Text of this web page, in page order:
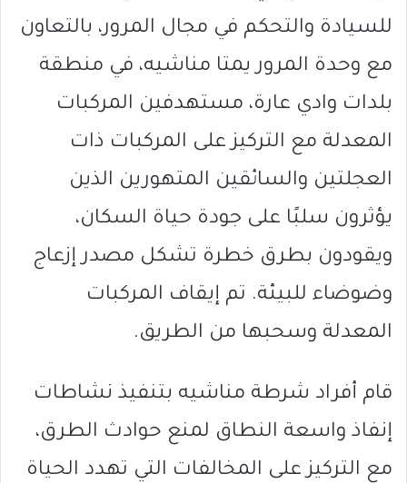
للسيادة والتحكم في مجال المرور، بالتعاون
مع وحدة المرور يمتا مناشيه، في منطقة
بلدات وادي عارة، مستهدفين المركبات
المعدلة مع التركيز على المركبات ذات
العجلتين والسائقين المتهورين الذين
يؤثرون سلبًا على جودة حياة السكان،
ويقودون بطرق خطرة تشكل مصدر إزعاج
وضوضاء للبيئة. تم إيقاف المركبات
المعدلة وسحبها من الطريق.
قام أفراد شرطة مناشيه بتنفيذ نشاطات
إنفاذ واسعة النطاق لمنع حوادث الطرق،
مع التركيز على المخالفات التي تهدد الحياة